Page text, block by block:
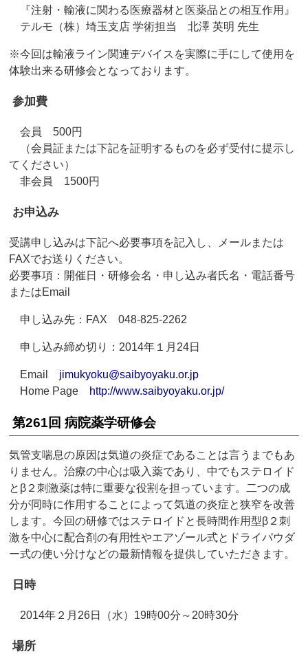
『注射・輸液に関わる医療器材と医薬品との相互作用』
テルモ（株）埼玉支店 学術担当 北澤 英明 先生
※今回は輸液ライン関連デバイスを実際に手にして使用を
体験出来る研修会となっております。
参加費
会員 500円
（会員証または下記を証明するものを必ず受付に提示し
てください）
非会員 1500円
お申込み
受講申し込みは下記へ必要事項を記入し、メールまたは
FAXでお送りください。
必要事項：開催日・研修会名・申し込み者氏名・電話番号
またはEmail
申し込み先：FAX 048-825-2262
申し込み締め切り：2014年１月24日
Email jimukyoku@saibyoyaku.or.jp
Home Page http://www.saibyoyaku.or.jp/
第261回 病院薬学研修会
気管支喘息の原因は気道の炎症であることは言うまでもあ
りません。治療の中心は吸入薬であり、中でもステロイド
とβ２刺激薬は特に重要な役割を担っています。二つの成
分が同時に作用することによって気道の炎症と狭窄を改善
します。今回の研修ではステロイドと長時間作用型β２刺
激を中心に配合剤の有用性やエアゾール式とドライパウダ
ー式の使い分けなどの最新情報を提供していただきます。
日時
2014年２月26日（水）19時00分～20時30分
場所